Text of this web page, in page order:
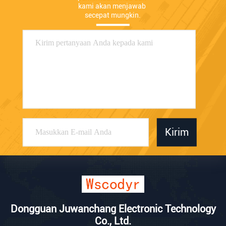
kami akan menjawab
secepat mungkin.
Kirim
Dongguan Juwanchang Electronic Technology
Co., Ltd.